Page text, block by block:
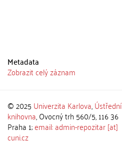
Metadata
Zobrazit celý záznam
© 2025 Univerzita Karlova,Ústřední
knihovna, Ovocný trh 560/5, 116 36
Praha 1;email: admin-repozitar [at]
cuni.cz